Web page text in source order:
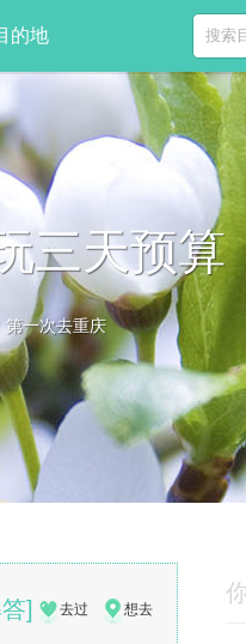
的地
三天预算
第一次去重庆
] 想去
去过